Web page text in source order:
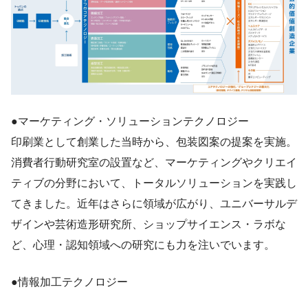
●マーケティング・ソリューションテクノロジー
印刷業として創業した当時から、包装図案の提案を実施。
消費者行動研究室の設置など、マーケティングやクリエイ
ティブの分野において、トータルソリューションを実践し
てきました。近年はさらに領域が広がり、ユニバーサルデ
ザインや芸術造形研究所、ショップサイエンス・ラボな
ど、心理・認知領域への研究にも力を注いでいます。
●情報加工テクノロジー